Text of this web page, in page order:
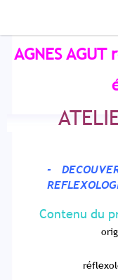
AGNES AGUT
-
Contenu du
- la